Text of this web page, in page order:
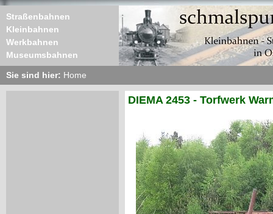
Straßenbahnen
Kleinbahnen
Werkbahnen
Museumsbahnen
Sie sind hier: Home
DIEMA 2453 - Torfwerk